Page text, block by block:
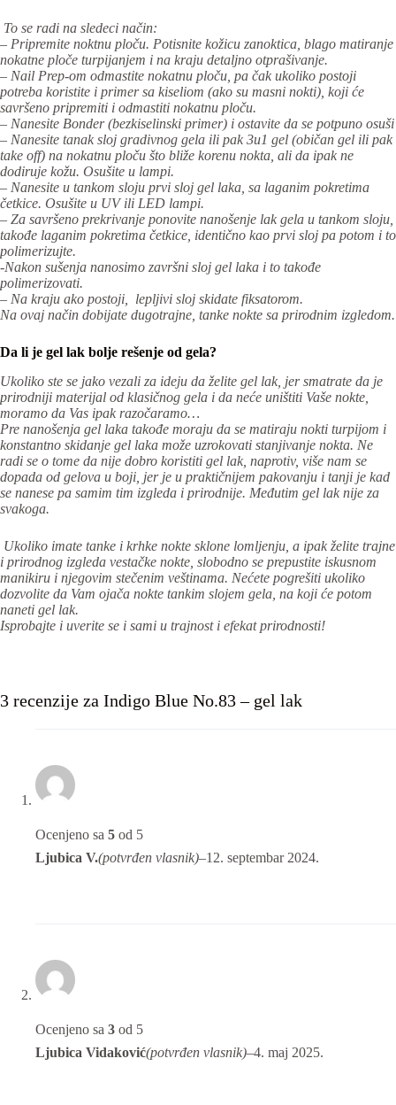
To se radi na sledeci način:
– Pripremite noktnu ploču. Potisnite kožicu zanoktica, blago matiranje
nokatne ploče turpijanjem i na kraju detaljno otprašivanje.
– Nail Prep-om odmastite nokatnu ploču, pa čak ukoliko postoji
potreba koristite i primer sa kiseliom (ako su masni nokti), koji će
savršeno pripremiti i odmastiti nokatnu ploču.
– Nanesite Bonder (bezkiselinski primer) i ostavite da se potpuno osuši
– Nanesite tanak sloj gradivnog gela ili pak 3u1 gel (običan gel ili pak
take off) na nokatnu ploču što bliže korenu nokta, ali da ipak ne
dodiruje kožu. Osušite u lampi.
– Nanesite u tankom sloju prvi sloj gel laka, sa laganim pokretima
četkice. Osušite u UV ili LED lampi.
– Za savršeno prekrivanje ponovite nanošenje lak gela u tankom sloju,
takođe laganim pokretima četkice, identično kao prvi sloj pa potom i to
polimerizujte.
-Nakon sušenja nanosimo završni sloj gel laka i to takođe
polimerizovati.
– Na kraju ako postoji, lepljivi sloj skidate fiksatorom.
Na ovaj način dobijate dugotrajne, tanke nokte sa prirodnim izgledom.
Da li je gel lak bolje rešenje od gela?
Ukoliko ste se jako vezali za ideju da želite gel lak, jer smatrate da je
prirodniji materijal od klasičnog gela i da neće uništiti Vaše nokte,
moramo da Vas ipak razočaramo…
Pre nanošenja gel laka takođe moraju da se matiraju nokti turpijom i
konstantno skidanje gel laka može uzrokovati stanjivanje nokta. Ne
radi se o tome da nije dobro koristiti gel lak, naprotiv, više nam se
dopada od gelova u boji, jer je u praktičnijem pakovanju i tanji je kad
se nanese pa samim tim izgleda i prirodnije. Međutim gel lak nije za
svakoga.
Ukoliko imate tanke i krhke nokte sklone lomljenju, a ipak želite trajne
i prirodnog izgleda vestačke nokte, slobodno se prepustite iskusnom
manikiru i njegovim stečenim veštinama. Nećete pogrešiti ukoliko
dozvolite da Vam ojača nokte tankim slojem gela, na koji će potom
naneti gel lak.
Isprobajte i uverite se i sami u trajnost i efekat prirodnosti!
3 recenzije za Indigo Blue No.83 – gel lak
Ocenjeno sa 5 od 5
Ljubica V.(potvrđen vlasnik)–12. septembar 2024.
Ocenjeno sa 3 od 5
Ljubica Vidaković(potvrđen vlasnik)–4. maj 2025.